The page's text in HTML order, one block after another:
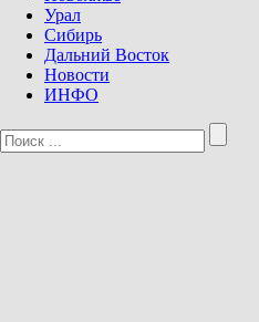
Урал
Сибирь
Дальний Восток
Новости
ИНФО